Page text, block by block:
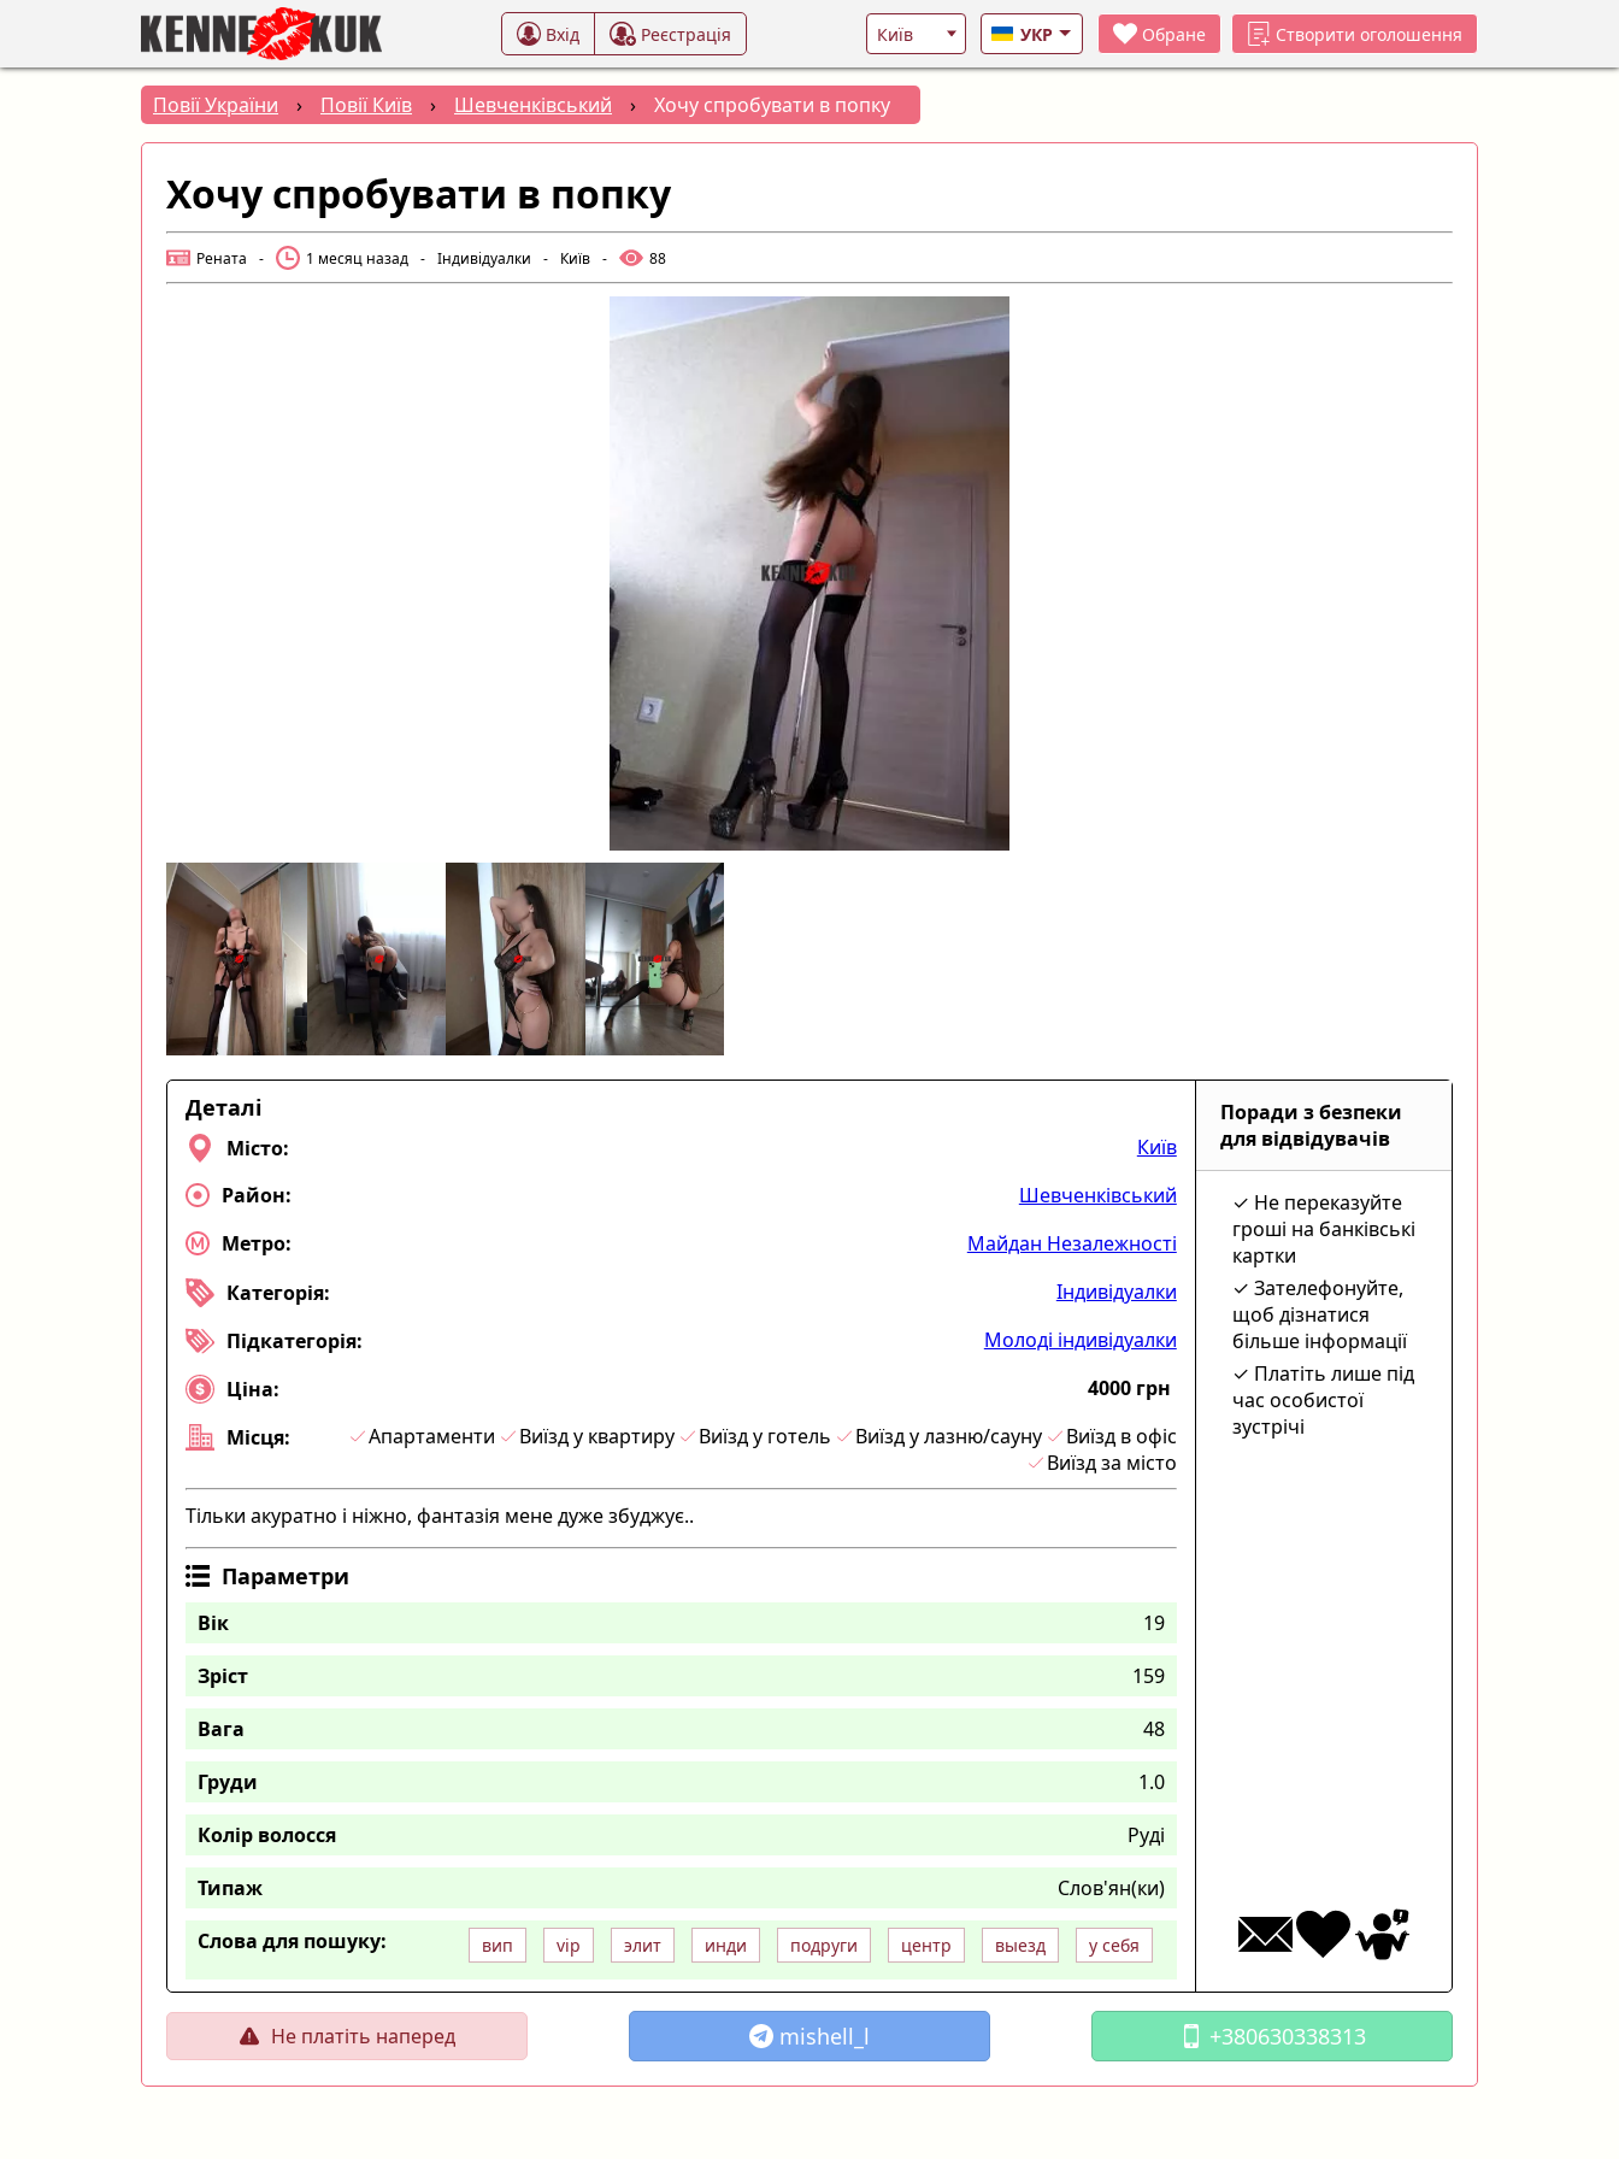
Вхід Реєстрація УКР Обране Створити оголошення
Повії України › Повії Київ › Шевченківський › Хочу спробувати в попку
Хочу спробувати в попку
Рената - 1 месяц назад - Індивідуалки - Київ - 88
Деталі
Місто:
Київ
Район:
Шевченківський
Метро:
Майдан Незалежності
Категорія:
Індивідуалки
Підкатегорія:
Молоді індивідуалки
Ціна:
4000 грн
Місця:
Апартаменти Виїзд у квартиру Виїзд у готель Виїзд у лазню/сауну
Виїзд в офіс
Виїзд за місто
Тільки акуратно і ніжно, фантазія мене дуже збуджує..
Параметри
Вік
19
Зріст
159
Вага
48
Груди
1.0
Колір волосся
Руді
Типаж
Слов'ян(ки)
Слова для пошуку:
вип vip элит инди подруги центр выезд у себя
Поради з безпеки
для відвідувачів
Не переказуйте
гроші на банківські
картки
Зателефонуйте,
щоб дізнатися
більше інформації
Платіть лише під
час особистої
зустрічі
Не платіть наперед mishell_l +380630338313